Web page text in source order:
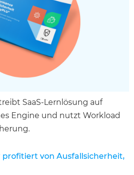
SaaS-Lernlösung auf
Engine und nutzt Workload
profitiert von Ausfallsicherheit,